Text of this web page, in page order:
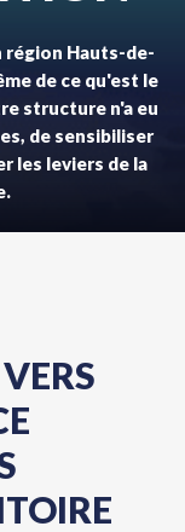
région Hauts-de-
de ce qu'est le
structure n'a eu
de sensibiliser
les leviers de la